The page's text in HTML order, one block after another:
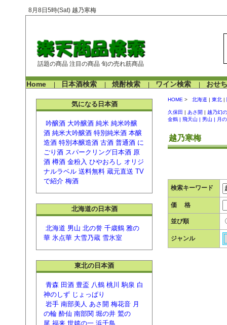
8月8日5時(Sat) 越乃寒梅
話題の商品 注目の商品 旬の売れ筋商品
Home 日本酒検索 焼酎検索 ワイン検索 おせち
気になる日本酒
吟醸酒 大吟醸酒 純米 純米吟醸
酒 純米大吟醸酒 特別純米酒 本醸
造酒 特別本醸造酒 古酒 普通酒 に
ごり酒 スパークリング日本酒 原
酒 樽酒 金粉入 ひやおろし オリジ
ナルラベル 送料無料 蔵元直送 TV
で紹介 梅酒
北海道の日本酒
北海道 男山 北の誉 千歳鶴 雅の
華 氷点華 大雪乃蔵 雪氷室
東北の日本酒
青森 田酒 豊盃 八鶴 桃川 駒泉 白
神のしず じょっぱり
岩手 南部美人 あさ開 梅花音 月
の輪 酔仙 南部関 堀の井 鷲の
尾 福来 世嬉の一 浜千鳥
HOME > 北海道 | 東北 |
久保田 | あさ開 | 越乃幻
金鶴 | 飛天山 | 男山 | 月
越乃寒梅
検索キーワード
価 格
並び順
ジャンル